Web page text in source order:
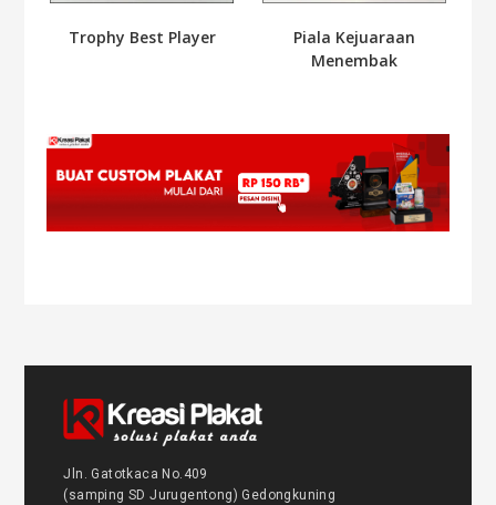
Trophy Best Player
Piala Kejuaraan
Menembak
Jln. Gatotkaca No.409
(samping SD Jurugentong) Gedongkuning